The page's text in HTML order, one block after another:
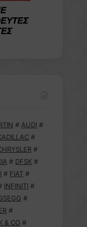
# AUDI #
#
#
# DFSK #
# FIAT #
INFINITI #
#
#
& CO #